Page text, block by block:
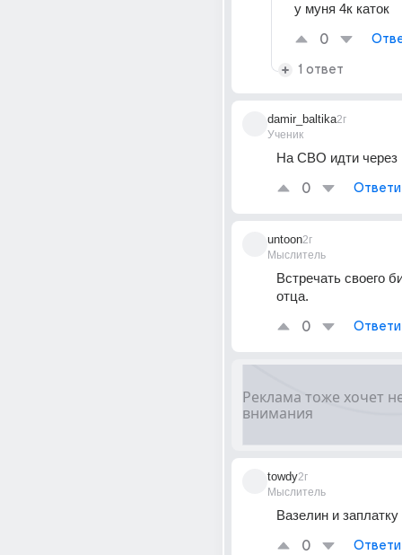
у муня 4к каток
0
1 ответ
damir_baltika
Ученик
2г
На СВО идти через
0
untoon
Мыслитель
2г
Встречать своего
отца.
0
towdy
Мыслитель
2г
Вазелин и заплатку
0